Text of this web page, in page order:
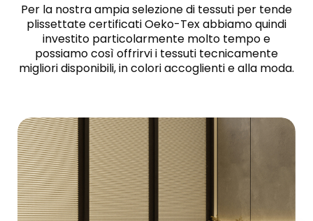
Per la nostra ampia selezione di tessuti per tende
plissettate certificati Oeko-Tex abbiamo quindi
investito particolarmente molto tempo e
possiamo così offrirvi i tessuti tecnicamente
migliori disponibili, in colori accoglienti e alla moda.